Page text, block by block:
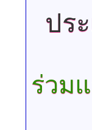
ปร
ร่วม